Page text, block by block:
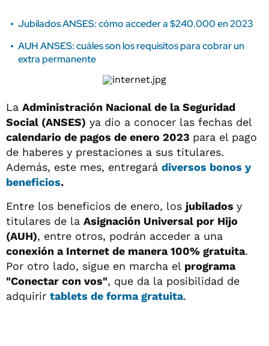
Jubilados ANSES: cómo acceder a $240.000 en 2023
AUH ANSES: cuáles son los requisitos para cobrar un
extra permanente
La Administración Nacional de la Seguridad
Social (ANSES) ya dio a conocer las fechas del
calendario de pagos de enero 2023 para el pago
de haberes y prestaciones a sus titulares.
Además, este mes, entregará diversos bonos y
beneficios.
Entre los beneficios de enero, los jubilados y
titulares de la Asignación Universal por Hijo
(AUH), entre otros, podrán acceder a una
conexión a Internet de manera 100% gratuita.
Por otro lado, sigue en marcha el programa
"Conectar con vos", que da la posibilidad de
adquirir tablets de forma gratuita.